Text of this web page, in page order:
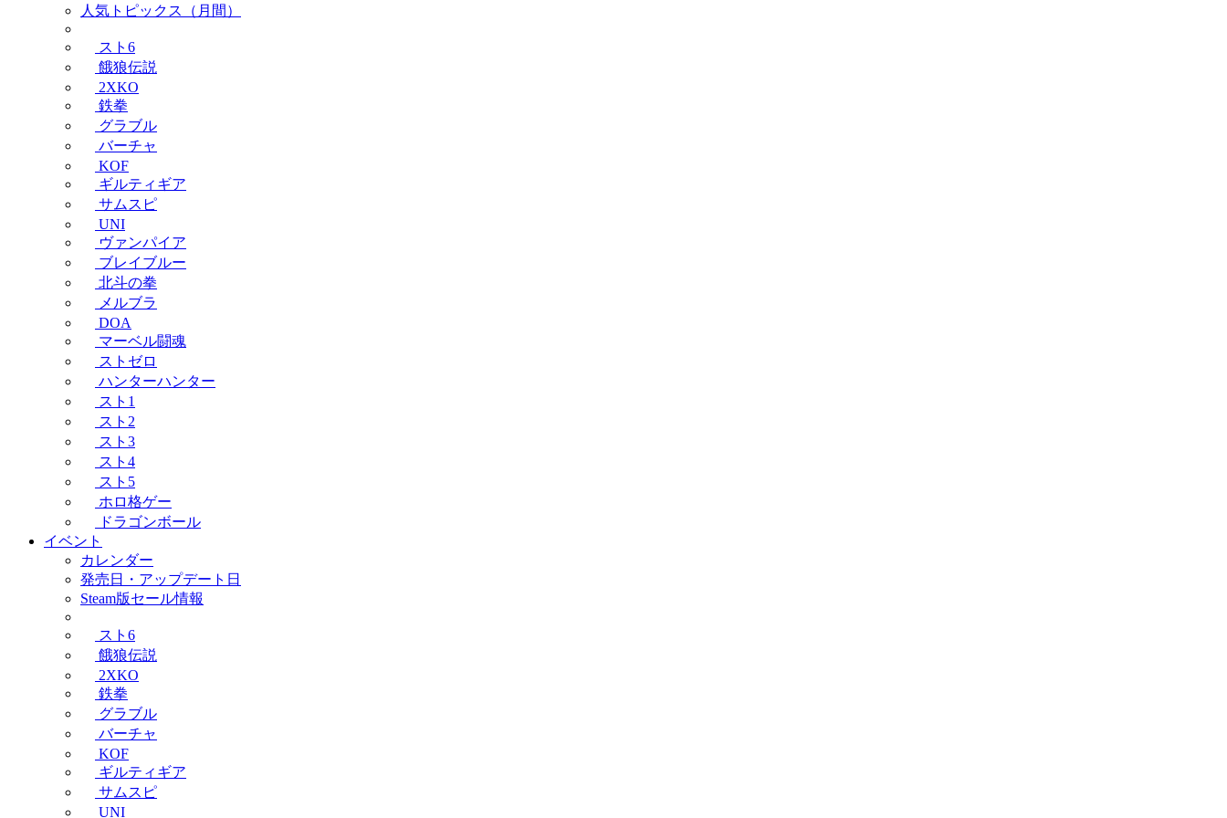
人気トピックス（月間）
スト6
餓狼伝説
2XKO
鉄拳
グラブル
バーチャ
KOF
ギルティギア
サムスピ
UNI
ヴァンパイア
ブレイブルー
北斗の拳
メルブラ
DOA
マーベル闘魂
ストゼロ
ハンターハンター
スト1
スト2
スト3
スト4
スト5
ホロ格ゲー
ドラゴンボール
イベント
カレンダー
発売日・アップデート日
Steam版セール情報
スト6
餓狼伝説
2XKO
鉄拳
グラブル
バーチャ
KOF
ギルティギア
サムスピ
UNI